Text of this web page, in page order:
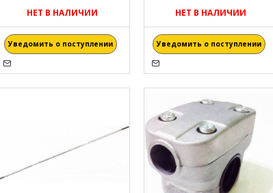
НЕТ В НАЛИЧИИ
Уведомить о поступлении
НЕТ В НАЛИЧИИ
Уведомить о поступлении